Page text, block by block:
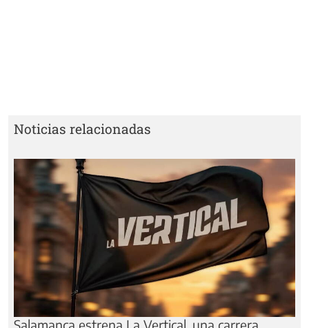
Noticias relacionadas
Salamanca estrena La Vertical, una carrera